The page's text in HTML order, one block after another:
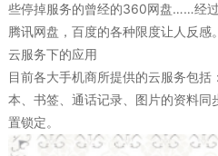
些停掉服务的曾经的360网盘……经
腾讯网盘，百度的各种限度让人反感。
云服务下的应用
目前各大手机商所提供的云服务包
本、书签、通话记录、图片的资料同
置锁定。